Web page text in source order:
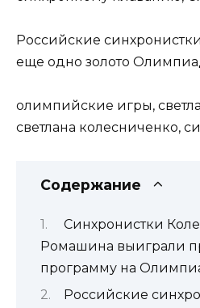
Российские
еще одно золото
олимпийские игры,
светлана колесниченко,
Содержание
Синхронистки
Ромашина выиграли
программу на
Российские